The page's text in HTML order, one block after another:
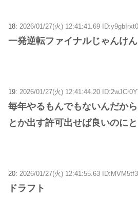
18: 2026/01/27(火) 12:41:41.69 ID:y9gbIrxt0
一発逆転ファイナルじゃんけん
19: 2026/01/27(火) 12:41:44.20
毎年やるもんでもないんだか
とか出す許可出せば良いのに
20: 2026/01/27(火) 12:41:55.63
ドラフト